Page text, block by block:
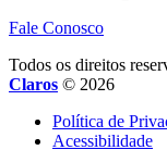
Fale Conosco
Todos os direitos
Claros © 2026
Política de
Acessibilidade